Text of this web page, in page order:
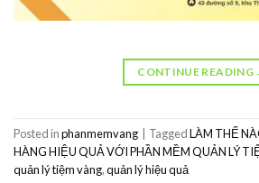
CONTINUE READING
Posted inphanmemvang TaggedLÀM THẾ
HÀNG HIỆU QUẢ VỚI PHẦN MỀM QUẢN LÝ
quản lý tiệm vàng,quản lý hiệu quả